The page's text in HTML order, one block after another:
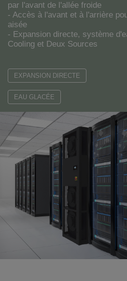
par l'avant de l'allée froide
- Accès à l'avant et à l'arrière
aisée
- Expansion directe, système
Cooling et Deux Sources
EXPANSION DIRECTE
EAU GLACÉE